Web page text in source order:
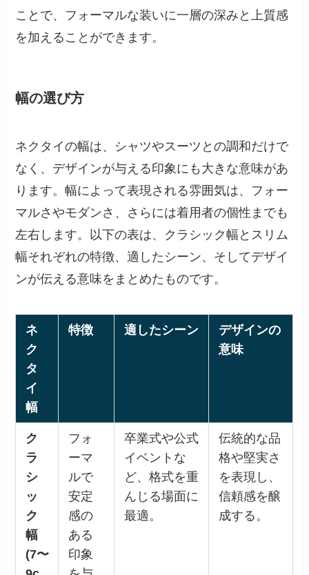
ことで、フォーマルな装いに一層の深みと上質感
を加えることができます。
幅の選び方
ネクタイの幅は、シャツやスーツとの調和だけで
なく、デザインが与える印象にも大きな意味があ
ります。幅によって表現される雰囲気は、フォー
マルさやモダンさ、さらには着用者の個性までも
左右します。以下の表は、クラシック幅とスリム
幅それぞれの特徴、適したシーン、そしてデザイ
ンが伝える意味をまとめたものです。
ネ
ク
タ
イ
幅
特徴 適したシーン
デザインの
意味
ク
ラ
シ
ッ
ク
幅
(7〜
フォ
ーマ
ルで
安定
感の
ある
印象
卒業式や公式
イベントな
ど、格式を重
んじる場面に
最適。
伝統的な品
格や堅実さ
を表現し、
信頼感を醸
成する。